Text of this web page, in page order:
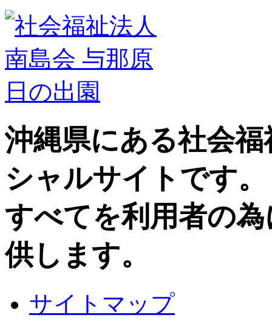
沖縄県にある社会
シャルサイトです。
すべてを利用者の
供します。
サイトマップ